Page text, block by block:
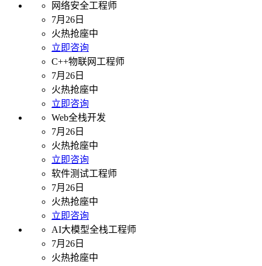
网络安全工程师
7月26日
火热抢座中
立即咨询
C++物联网工程师
7月26日
火热抢座中
立即咨询
Web全栈开发
7月26日
火热抢座中
立即咨询
软件测试工程师
7月26日
火热抢座中
立即咨询
AI大模型全栈工程师
7月26日
火热抢座中